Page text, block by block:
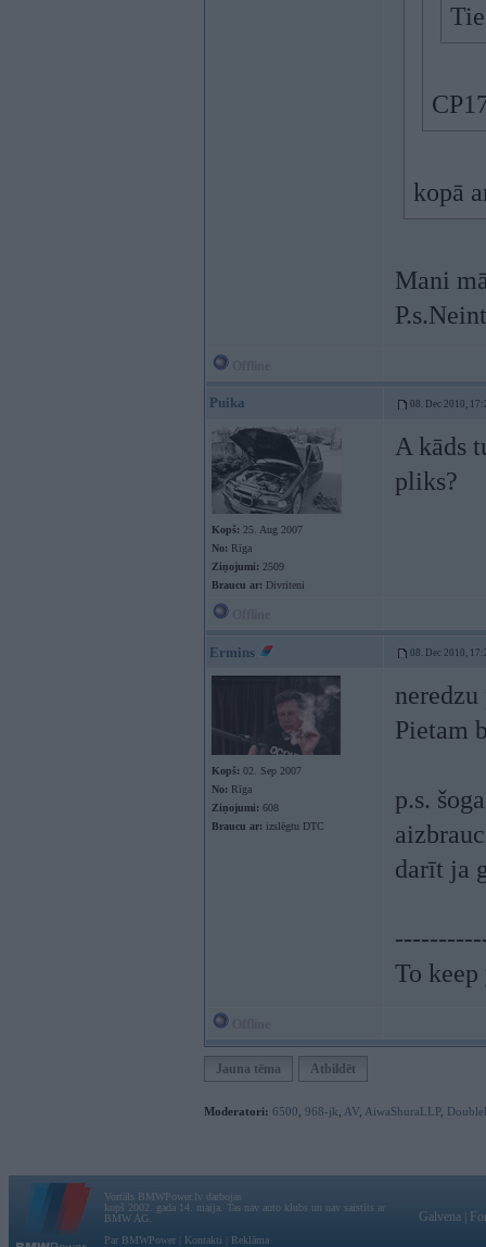
kopā
Mani
Puika 08. Dec 2010,
Kopš: 25. Aug 2007
No: Rīga
Ziņojumi: 2509
Braucu ar: Divriteni
A kāds
pliks?
Ermins 08. Dec 2010,
Kopš: 02. Sep 2007
No: Rīga
Ziņojumi: 608
Braucu ar: izslēgtu DTC
Pietam
p.s.
darīt ja
To
Jauna tēma Atbildēt
Moderatori: 6500 968-jk AV AiwaShuraLLP,
Vortāls BMWPower.lv darbojas
kopš 2002. gada 14. maija. Tas nav auto klubs un nav saistīts ar
BMW AG.
Par BMWPower
Kontakti Reklāma
Galvena